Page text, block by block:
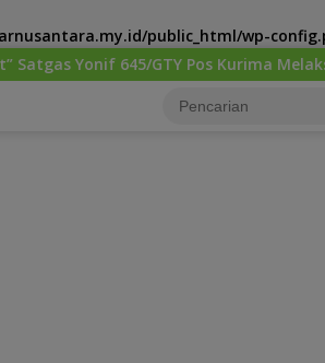
public_html/wp-
Kurima Melaksanakan Pelayanan